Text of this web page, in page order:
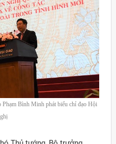
Bình Minh phát biểu chỉ đạo Hội